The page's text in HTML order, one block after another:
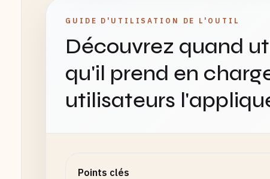
GUIDE D'UTILISATION DE L'OUTIL
Découvrez quand
qu'il prend en
utilisateurs
Points clés